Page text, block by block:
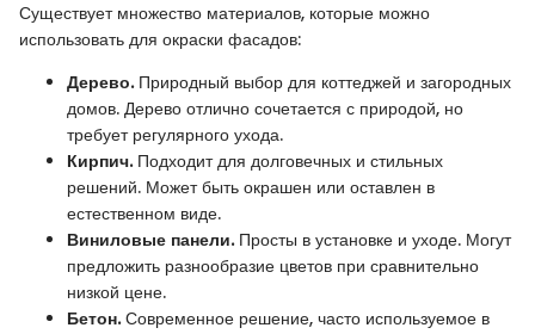
Существует множество материалов, которые можно
использовать для окраски фасадов:
Дерево.Природный выбор для коттеджей и загородных
домов. Дерево отлично сочетается с природой, но
требует регулярного ухода.
Кирпич.Подходит для долговечных и стильных
решений. Может быть окрашен или оставлен в
естественном виде.
Виниловые панели.Просты в установке и уходе. Могут
предложить разнообразие цветов при сравнительно
низкой цене.
Бетон.Современное решение, часто используемое в